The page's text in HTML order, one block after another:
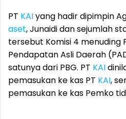
PT KAIyang hadir dipimpin
aset, Junaidi dan sejumlah
tersebut Komisi 4 menuding
Pendapatan Asli Daerah
satunya dari PBG. PT KAI
pemasukan ke kas PT KAI,
pemasukan ke kas Pemko